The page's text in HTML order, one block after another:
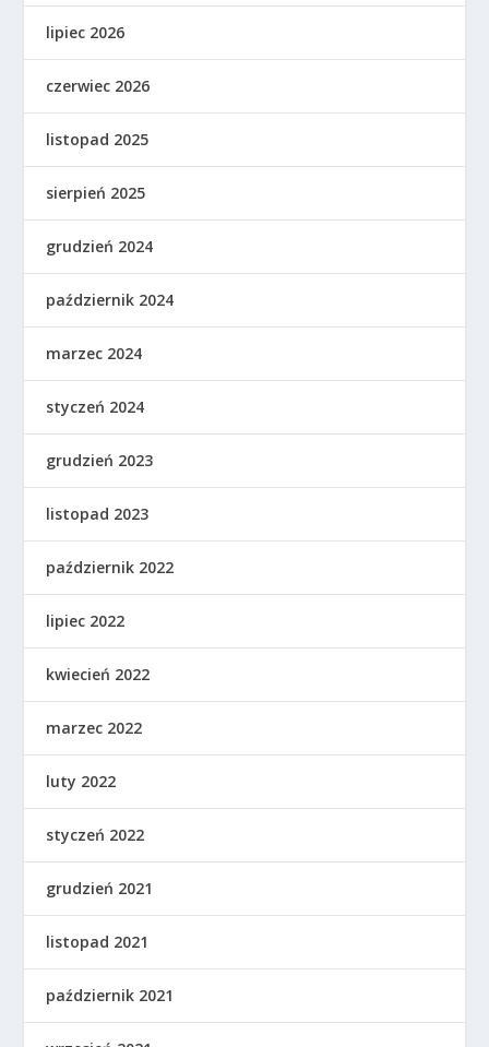
lipiec 2026
czerwiec 2026
listopad 2025
sierpień 2025
grudzień 2024
październik 2024
marzec 2024
styczeń 2024
grudzień 2023
listopad 2023
październik 2022
lipiec 2022
kwiecień 2022
marzec 2022
luty 2022
styczeń 2022
grudzień 2021
listopad 2021
październik 2021